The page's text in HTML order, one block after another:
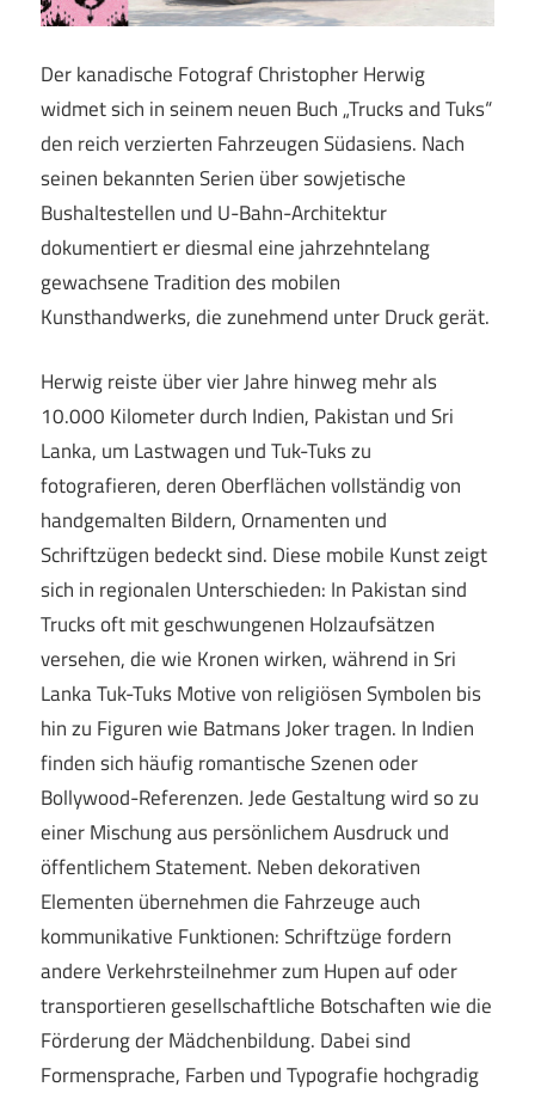
Der kanadische Fotograf Christopher Herwig
widmet sich in seinem neuen Buch „Trucks and Tuks“
den reich verzierten Fahrzeugen Südasiens. Nach
seinen bekannten Serien über sowjetische
Bushaltestellen und U-Bahn-Architektur
dokumentiert er diesmal eine jahrzehntelang
gewachsene Tradition des mobilen
Kunsthandwerks, die zunehmend unter Druck gerät.
Herwig reiste über vier Jahre hinweg mehr als
10.000 Kilometer durch Indien, Pakistan und Sri
Lanka, um Lastwagen und Tuk-Tuks zu
fotografieren, deren Oberflächen vollständig von
handgemalten Bildern, Ornamenten und
Schriftzügen bedeckt sind. Diese mobile Kunst zeigt
sich in regionalen Unterschieden: In Pakistan sind
Trucks oft mit geschwungenen Holzaufsätzen
versehen, die wie Kronen wirken, während in Sri
Lanka Tuk-Tuks Motive von religiösen Symbolen bis
hin zu Figuren wie Batmans Joker tragen. In Indien
finden sich häufig romantische Szenen oder
Bollywood-Referenzen. Jede Gestaltung wird so zu
einer Mischung aus persönlichem Ausdruck und
öffentlichem Statement. Neben dekorativen
Elementen übernehmen die Fahrzeuge auch
kommunikative Funktionen: Schriftzüge fordern
andere Verkehrsteilnehmer zum Hupen auf oder
transportieren gesellschaftliche Botschaften wie die
Förderung der Mädchenbildung. Dabei sind
Formensprache, Farben und Typografie hochgradig